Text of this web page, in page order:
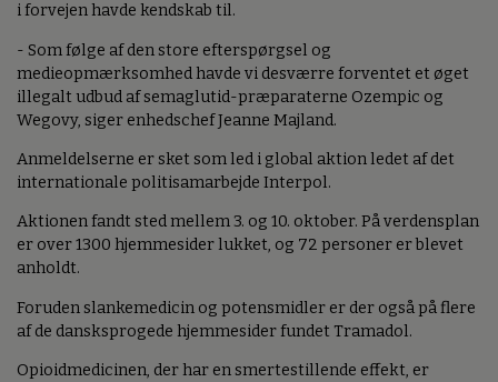
i forvejen havde kendskab til.
- Som følge af den store efterspørgsel og
medieopmærksomhed havde vi desværre forventet et øget
illegalt udbud af semaglutid-præparaterne Ozempic og
Wegovy, siger enhedschef Jeanne Majland.
Anmeldelserne er sket som led i global aktion ledet af det
internationale politisamarbejde Interpol.
Aktionen fandt sted mellem 3. og 10. oktober. På verdensplan
er over 1300 hjemmesider lukket, og 72 personer er blevet
anholdt.
Foruden slankemedicin og potensmidler er der også på flere
af de dansksprogede hjemmesider fundet Tramadol.
Opioidmedicinen, der har en smertestillende effekt, er